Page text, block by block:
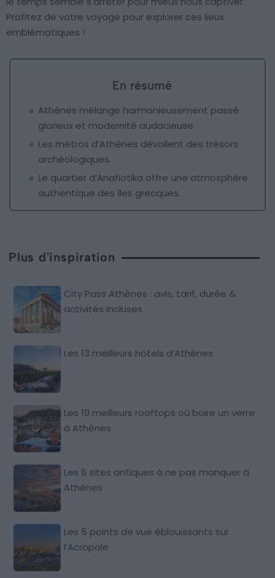
Profitez de votre voyage pour explorer ces lieux
emblématiques !
En résumé
Athènes mélange harmonieusement passé
glorieux et modernité audacieuse.
Les métros d’Athènes dévoilent des trésors
archéologiques.
Le quartier d’Anafiotika offre une atmosphère
authentique des îles grecques.
Plus d'inspiration
City Pass Athènes : avis, tarif, durée &
activités incluses
Les 13 meilleurs hôtels d’Athènes
Les 10 meilleurs rooftops où boire un verre
à Athènes
Les 6 sites antiques à ne pas manquer à
Athènes
Les 5 points de vue éblouissants sur
l’Acropole